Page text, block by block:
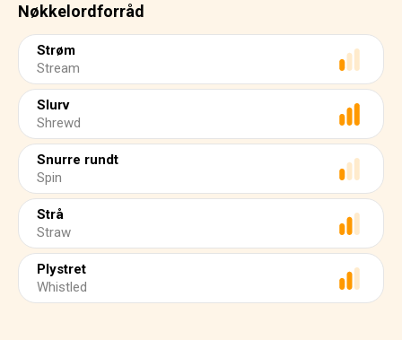
Nøkkelordforråd
Strøm
Stream
Slurv
Shrewd
Snurre rundt
Spin
Strå
Straw
Plystret
Whistled